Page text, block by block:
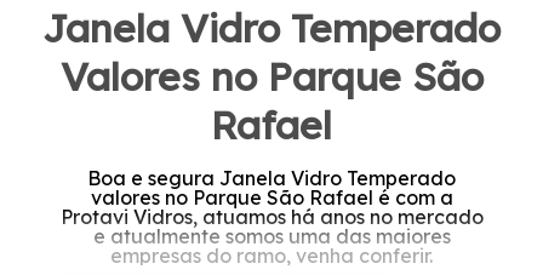
Janela Vidro Temperado
Valores no Parque São
Rafael
Boa e segura Janela Vidro Temperado
valores no Parque São Rafael é com a
Protavi Vidros, atuamos há anos no mercado
e atualmente somos uma das maiores
empresas do ramo, venha conferir.